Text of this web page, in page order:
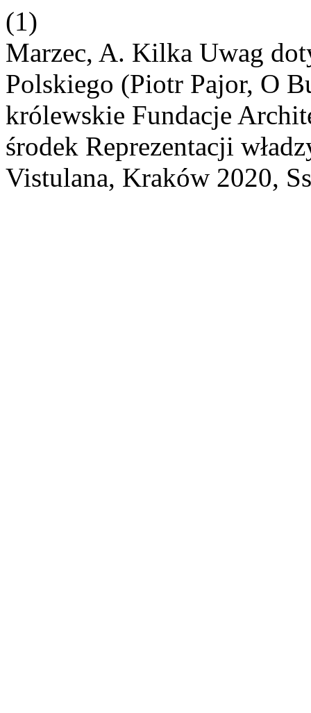
(1)
Marzec, A. Kilka Uwag
Polskiego (Piotr Pajor, O
królewskie Fundacje
środek Reprezentacji
Vistulana, Kraków 2020,